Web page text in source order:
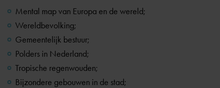
Mental map van Europa en de wereld;
Wereldbevolking;
Gemeentelijk bestuur;
Polders in Nederland;
Tropische regenwouden;
Bijzondere gebouwen in de stad;